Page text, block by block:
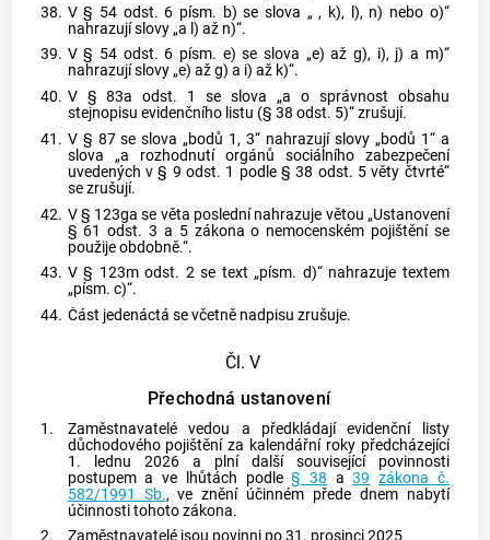
38. V § 54 odst. 6 písm. b) se slova „ , k), l), n) nebo o)“
nahrazují slovy „a l) až n)“.
39. V § 54 odst. 6 písm. e) se slova „e) až g), i), j) a m)“
nahrazují slovy „e) až g) a i) až k)“.
40. V § 83a odst. 1 se slova „a o správnost obsahu
stejnopisu evidenčního listu (§ 38 odst. 5)“ zrušují.
41. V § 87 se slova „bodů 1, 3“ nahrazují slovy „bodů 1“ a
slova „a rozhodnutí orgánů sociálního zabezpečení
uvedených v § 9 odst. 1 podle § 38 odst. 5 věty čtvrté“
se zrušují.
42. V § 123ga se věta poslední nahrazuje větou „Ustanovení
§ 61 odst. 3 a 5 zákona o nemocenském pojištění se
použije obdobně.“.
43. V § 123m odst. 2 se text „písm. d)“ nahrazuje textem
„písm. c)“.
44. Část jedenáctá se včetně nadpisu zrušuje.
Čl. V
Přechodná ustanovení
1.
Zaměstnavatelé vedou a předkládají evidenční listy
důchodového pojištění za kalendářní roky předcházející
1. lednu 2026 a plní další související povinnosti
postupem a ve lhůtách podle§ 38 a39 zákona č.
582/1991 Sb., ve znění účinném přede dnem nabytí
účinnosti tohoto zákona.